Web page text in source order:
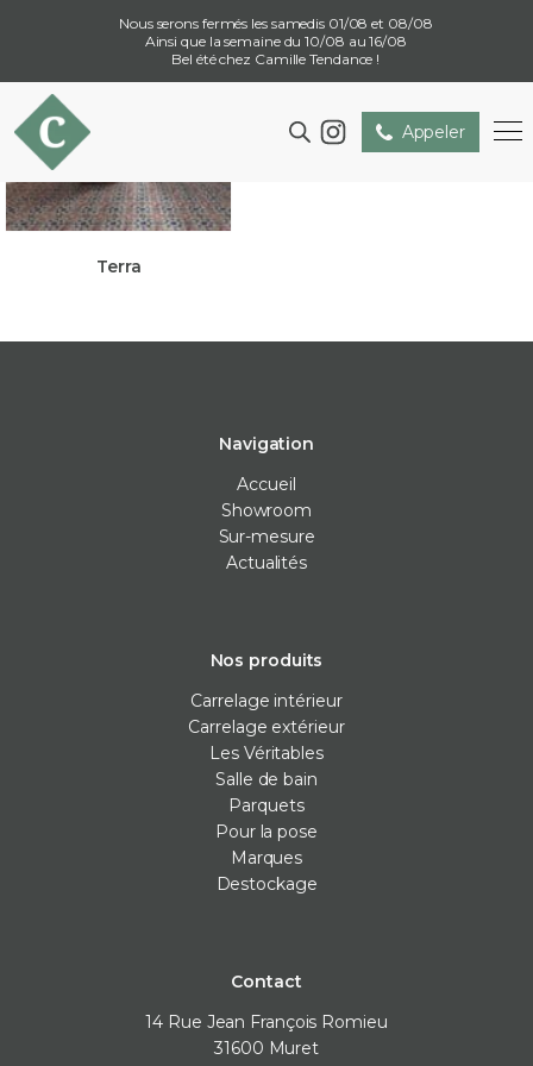
Nous serons fermés les samedis 01/08 et 08/08
Ainsi que la semaine du 10/08 au 16/08
Bel été chez Camille Tendance !
Appeler
Terra
Navigation
Accueil
Showroom
Sur-mesure
Actualités
Nos produits
Carrelage intérieur
Carrelage extérieur
Les Véritables
Salle de bain
Parquets
Pour la pose
Marques
Destockage
Contact
14 Rue Jean François Romieu
31600 Muret